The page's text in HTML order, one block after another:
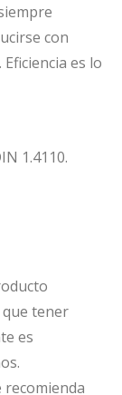
con
es lo
1.4110.
tener
es